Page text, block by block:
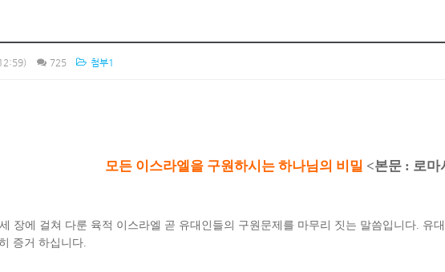
725 첨부1
모든 이스라엘을 구원하시는 하나님의 비밀 <본문 : 로마
장에 걸쳐 다룬 육적 이스라엘 곧 유대인들의 구원문제를 마무리 짓는 말씀입니다. 유
증거 하십니다.